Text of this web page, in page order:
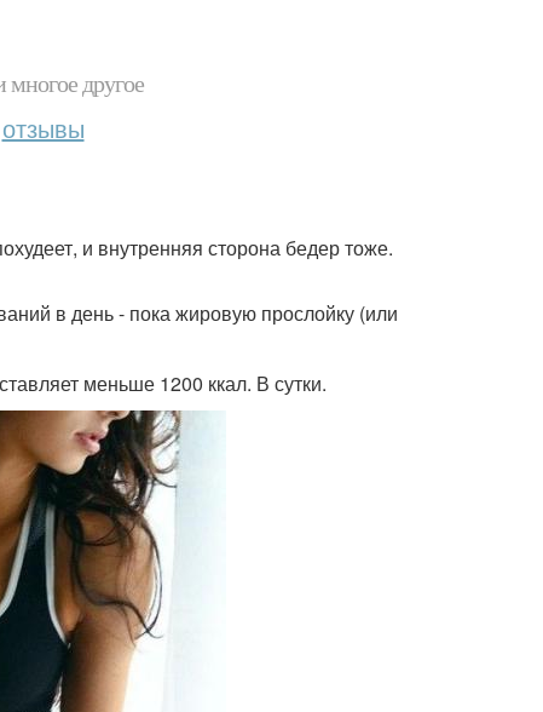
другое
отзывы
и внутренняя сторона бедер тоже.
в день - пока жировую прослойку (или
меньше 1200 ккал. В сутки.